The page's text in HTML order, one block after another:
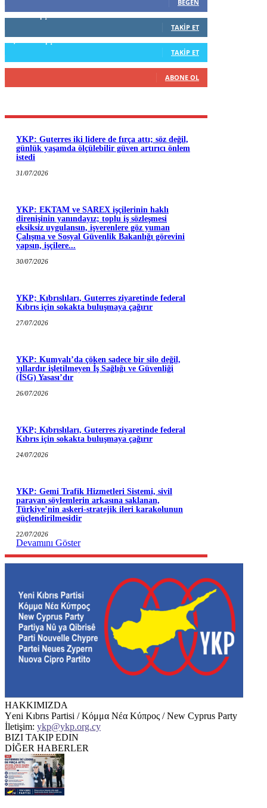
BEĞEN
TAKIP ET
TAKIP ET
ABONE OL
YKP: Guterres iki lidere de fırça attı; söz değil,
günlük yaşamda ölçülebilir güven artırıcı önlem
istedi
31/07/2026
YKP: EKTAM ve SAREX işçilerinin haklı
direnişinin yanındayız; toplu iş sözleşmesi
eksiksiz uygulansın, işverenlere göz yuman
Çalışma ve Sosyal Güvenlik Bakanlığı görevini
yapsın, işçilere...
30/07/2026
YKP; Kıbrıslıları, Guterres ziyaretinde federal
Kıbrıs için sokakta buluşmaya çağırır
27/07/2026
YKP: Kumyalı’da çöken sadece bir silo değil,
yıllardır işletilmeyen İş Sağlığı ve Güvenliği
(İSG) Yasası’dır
26/07/2026
YKP; Kıbrıslıları, Guterres ziyaretinde federal
Kıbrıs için sokakta buluşmaya çağırır
24/07/2026
YKP: Gemi Trafik Hizmetleri Sistemi, sivil
paravan söylemlerin arkasına saklanan,
Türkiye’nin askeri-stratejik ileri karakolunun
güçlendirilmesidir
22/07/2026
Devamını Göster
HAKKIMIZDA
Υeni Kıbrıs Partisi / Κόμμα Νέα Κύπρος / New Cyprus Party
İletişim: ykp@ykp.org.cy
BIZI TAKIP EDIN
DİĞER HABERLER